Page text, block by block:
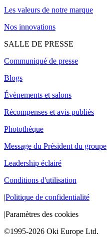
Les valeurs de notre marque
Nos innovations
SALLE DE PRESSE
Communiqué de presse
Blogs
Évènements et salons
Récompenses et avis publiés
Photothèque
Message du Président du groupe
Leadership éclairé
Conditions d'utilisation
|Politique de confidentialité
|Paramètres des cookies
©1995-2026 Oki Europe Ltd.